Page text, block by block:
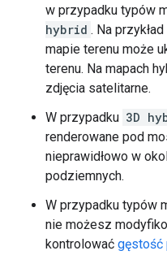
w przypadku typów
hybrid . Na
mapie terenu może
terenu. Na mapach
zdjęcia satelitarne.
W przypadku 3D
renderowane pod
nieprawidłowo w
podziemnych.
W przypadku typów
nie możesz
kontrolować gęstość